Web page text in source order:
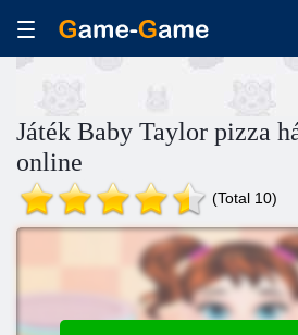
Játék Baby Taylor pizza
online
(Total 10)